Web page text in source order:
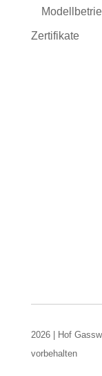
Zertifikate
2026 | Hof
vorbehalten